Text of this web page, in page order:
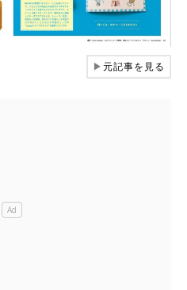
▶元記事を見る